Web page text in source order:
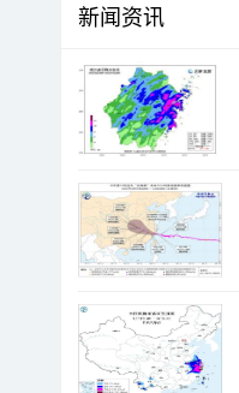
新闻资讯